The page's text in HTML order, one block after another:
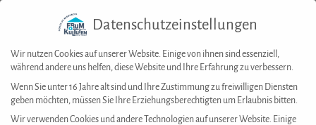
Datenschutzeinstellungen
Wir nutzen Cookies auf unserer Website. Einige von ihnen sind essenziell,
während andere uns helfen, diese Website und Ihre Erfahrung zu verbessern.
Wenn Sie unter 16 Jahre alt sind und Ihre Zustimmung zu freiwilligen Diensten
geben möchten, müssen Sie Ihre Erziehungsberechtigten um Erlaubnis bitten.
Wir verwenden Cookies und andere Technologien auf unserer Website. Einige